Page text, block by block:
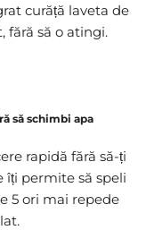
curăță laveta de
fără să o atingi.
să schimbi apa
rapidă fără să-ți
îți permite să speli
5 ori mai repede